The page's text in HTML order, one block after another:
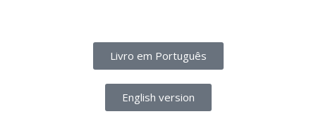
Livro em Português
English version